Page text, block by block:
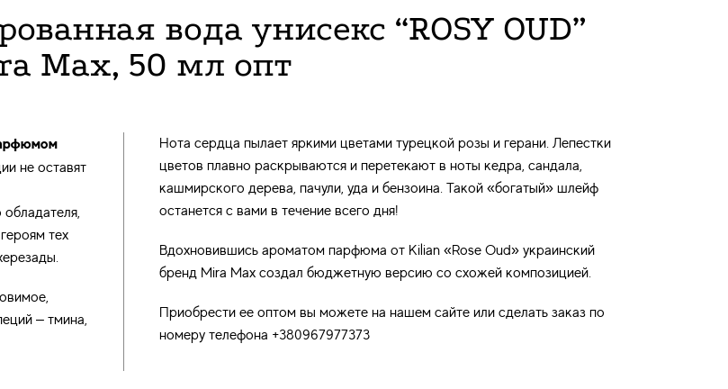
вода унисекс “ROSY OUD”
Max, 50 мл опт
не оставят
тех
– тмина,
Нота сердца пылает яркими цветами турецкой розы и герани. Лепестки
цветов плавно раскрываются и перетекают в ноты кедра, сандала,
кашмирского дерева, пачули, уда и бензоина. Такой «богатый» шлейф
останется с вами в течение всего дня!
Вдохновившись ароматом парфюма от Kilian «Rose Oud» украинский
бренд Mira Max создал бюджетную версию со схожей композицией.
Приобрести ее оптом вы можете на нашем сайте или сделать заказ по
номеру телефона +380967977373